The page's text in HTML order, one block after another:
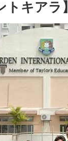
キアラ】